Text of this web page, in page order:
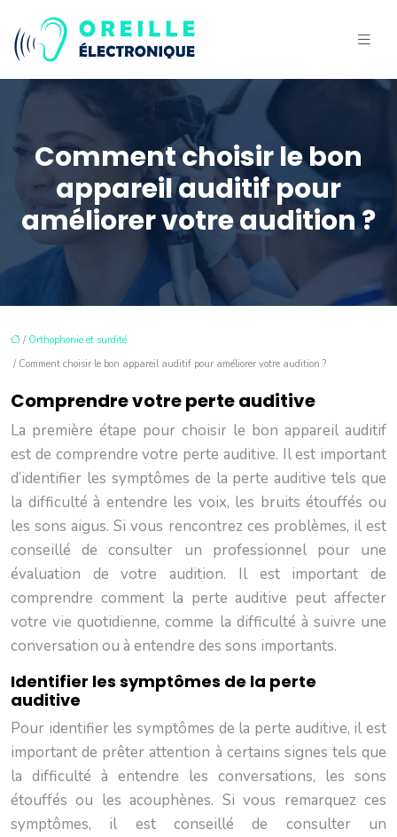
Comment choisir le bon
appareil auditif pour
améliorer votre audition ?
/ Orthophonie et surdité
/ Comment choisir le bon appareil auditif pour améliorer votre audition ?
Comprendre votre perte auditive
La première étape pour choisir le bon appareil auditif
est de comprendre votre perte auditive. Il est important
d’identifier les symptômes de la perte auditive tels que
la difficulté à entendre les voix, les bruits étouffés ou
les sons aigus. Si vous rencontrez ces problèmes, il est
conseillé de consulter un professionnel pour une
évaluation de votre audition. Il est important de
comprendre comment la perte auditive peut affecter
votre vie quotidienne, comme la difficulté à suivre une
conversation ou à entendre des sons importants.
Identifier les symptômes de la perte
auditive
Pour identifier les symptômes de la perte auditive, il est
important de prêter attention à certains signes tels que
la difficulté à entendre les conversations, les sons
étouffés ou les acouphènes. Si vous remarquez ces
symptômes, il est conseillé de consulter un